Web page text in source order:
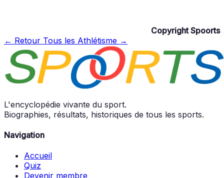
Copyright Spoorts
← Retour Tous les Athlétisme →
L'encyclopédie vivante du sport.
Biographies, résultats, historiques de tous les sports.
Navigation
Accueil
Quiz
Devenir membre